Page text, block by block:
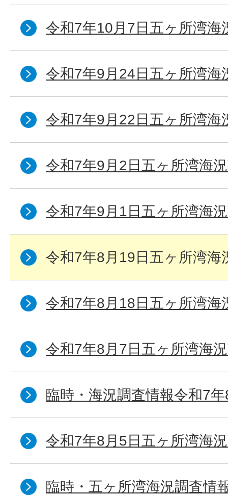
令和7年10月7日五ヶ所湾海
令和7年9月24日五ヶ所湾海
令和7年9月22日五ヶ所湾海
令和7年9月2日五ヶ所湾海
令和7年9月1日五ヶ所湾海
令和7年8月19日五ヶ所湾海
令和7年8月18日五ヶ所湾海
令和7年8月7日五ヶ所湾海
臨時・海況調査情報令和7
令和7年8月5日五ヶ所湾海
臨時・五ヶ所湾海況調査情